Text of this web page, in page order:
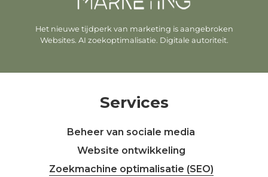
Het nieuwe tijdperk van marketing is aangebroken
Websites. AI zoekoptimalisatie. Digitale autoriteit.
Services
Beheer van sociale media
Website ontwikkeling
Zoekmachine optimalisatie (SEO)